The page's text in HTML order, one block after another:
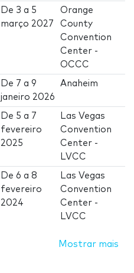
De 3 a 5
março 2027
Orange
County
Convention
Center -
OCCC
De 7 a9
janeiro 2026
Anaheim
De 5 a 7
fevereiro
2025
Las Vegas
Convention
Center -
LVCC
De6 a8
fevereiro
2024
Las Vegas
Convention
Center -
LVCC
Mostrar mais